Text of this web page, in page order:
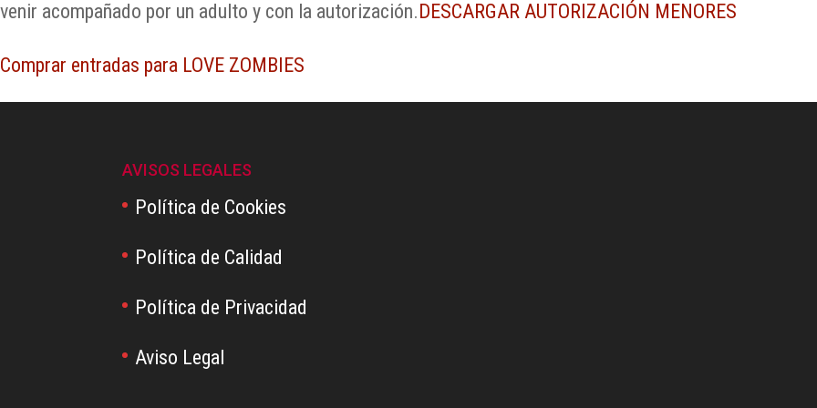
venir acompañado por un adulto y con la autorización. DESCARGAR AUTORIZACIÓN MENORES
Comprar entradas para LOVE ZOMBIES
AVISOS LEGALES
Política de Cookies
Política de Calidad
Política de Privacidad
Aviso Legal